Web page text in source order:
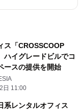
ス「CROSSCOOP
ハイグレードビルでコ
ースの提供を開始
日 11:00
系レンタルオフィス